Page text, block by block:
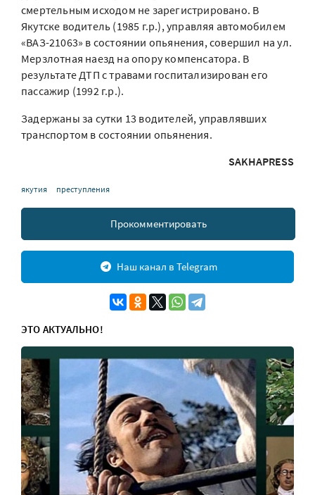
смертельным исходом не зарегистрировано. В
Якутске водитель (1985 г.р.), управляя автомобилем
«ВАЗ-21063» в состоянии опьянения, совершил на ул.
Мерзлотная наезд на опору компенсатора. В
результате ДТП с травами госпитализирован его
пассажир (1992 г.р.).
Задержаны за сутки 13 водителей, управлявших
транспортом в состоянии опьянения.
SAKHAPRESS
якутия преступления
Прокомментировать
Наш канал в Telegram
ЭТО АКТУАЛЬНО!